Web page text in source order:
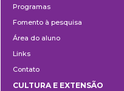
Programas
Fomento à pesquisa
Área do aluno
Links
Contato
CULTURA E EXTENSÃO